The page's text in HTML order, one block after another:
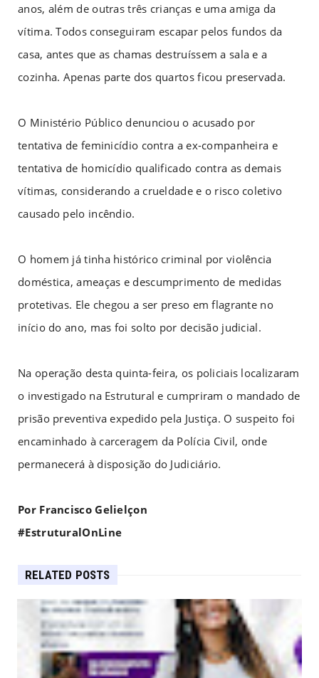
anos, além de outras três crianças e uma amiga da
vítima. Todos conseguiram escapar pelos fundos da
casa, antes que as chamas destruíssem a sala e a
cozinha. Apenas parte dos quartos ficou preservada.
O Ministério Público denunciou o acusado por
tentativa de feminicídio contra a ex-companheira e
tentativa de homicídio qualificado contra as demais
vítimas, considerando a crueldade e o risco coletivo
causado pelo incêndio.
O homem já tinha histórico criminal por violência
doméstica, ameaças e descumprimento de medidas
protetivas. Ele chegou a ser preso em flagrante no
início do ano, mas foi solto por decisão judicial.
Na operação desta quinta-feira, os policiais localizaram
o investigado na Estrutural e cumpriram o mandado de
prisão preventiva expedido pela Justiça. O suspeito foi
encaminhado à carceragem da Polícia Civil, onde
permanecerá à disposição do Judiciário.
Por Francisco Gelielçon
#EstruturalOnLine
RELATED POSTS